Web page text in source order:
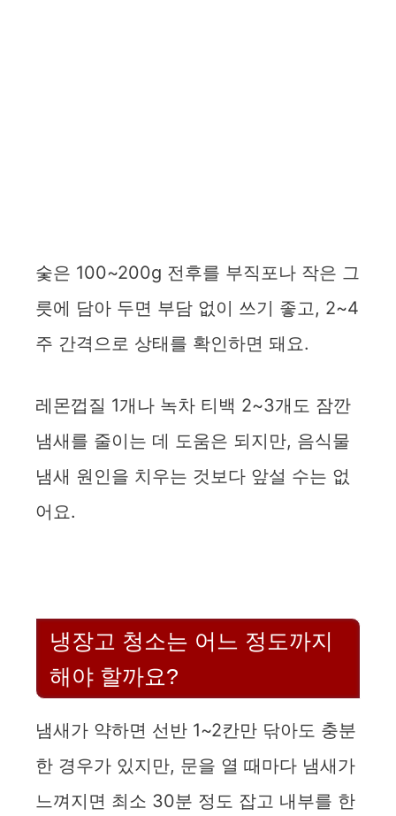
숯은 100~200g 전후를 부직포나 작은 그
릇에 담아 두면 부담 없이 쓰기 좋고, 2~4
주 간격으로 상태를 확인하면 돼요.
레몬껍질 1개나 녹차 티백 2~3개도 잠깐
냄새를 줄이는 데 도움은 되지만, 음식물
냄새 원인을 치우는 것보다 앞설 수는 없
어요.
냉장고 청소는 어느 정도까지
해야 할까요?
냄새가 약하면 선반 1~2칸만 닦아도 충분
한 경우가 있지만, 문을 열 때마다 냄새가
느껴지면 최소 30분 정도 잡고 내부를 한